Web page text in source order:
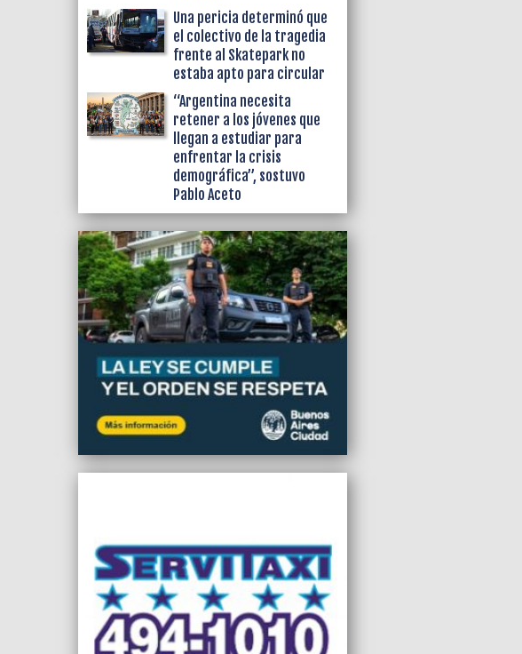
Una pericia determinó que
el colectivo de la tragedia
frente al Skatepark no
estaba apto para circular
“Argentina necesita
retener a los jóvenes que
llegan a estudiar para
enfrentar la crisis
demográfica”, sostuvo
Pablo Aceto